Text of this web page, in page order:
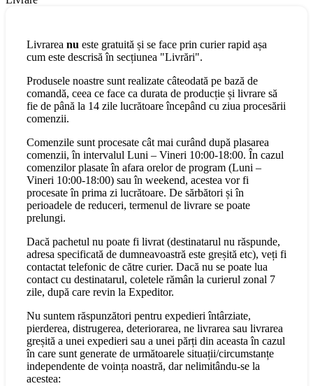
Livrarea nu este gratuită și se face prin curier rapid așa
cum este descrisă în secțiunea "Livrări".
Produsele noastre sunt realizate câteodată pe bază de
comandă, ceea ce face ca durata de producție și livrare să
fie de până la 14 zile lucrătoare începând cu ziua procesării
comenzii.
Comenzile sunt procesate cât mai curând după plasarea
comenzii, în intervalul Luni – Vineri 10:00-18:00. În cazul
comenzilor plasate în afara orelor de program (Luni –
Vineri 10:00-18:00) sau în weekend, acestea vor fi
procesate în prima zi lucrătoare. De sărbători și în
perioadele de reduceri, termenul de livrare se poate
prelungi.
Dacă pachetul nu poate fi livrat (destinatarul nu răspunde,
adresa specificată de dumneavoastră este greșită etc), veți fi
contactat telefonic de către curier. Dacă nu se poate lua
contact cu destinatarul, coletele rămân la curierul zonal 7
zile, după care revin la Expeditor.
Nu suntem răspunzători pentru expedieri întârziate,
pierderea, distrugerea, deteriorarea, ne livrarea sau livrarea
greșită a unei expedieri sau a unei părți din aceasta în cazul
în care sunt generate de următoarele situații/circumstanțe
independente de voința noastră, dar nelimitându-se la
acestea: